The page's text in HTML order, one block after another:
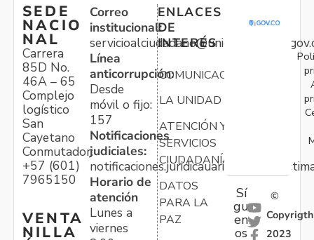
SEDE
NACIO
NAL
Carrera
85D No.
46A – 65
Complejo
logístico
San
Cayetano
Conmutador:
+57 (601)
7965150
VENTA
NILLA
Correo
institucional:
Línea
anticorrupción:
Desde
móvil o fijo:
157
Notificaciones
judiciales:
Horario de
atención
Lunes a
viernes
ENLACES
DE
INTERÉS
COMUNICACIONES
LA UNIDAD
ATENCIÓN Y
SERVICIOS
CIUDADANÍA
DATOS
PARA LA
PAZ
Sí
gu
en
os
©
Copyrigth
2023